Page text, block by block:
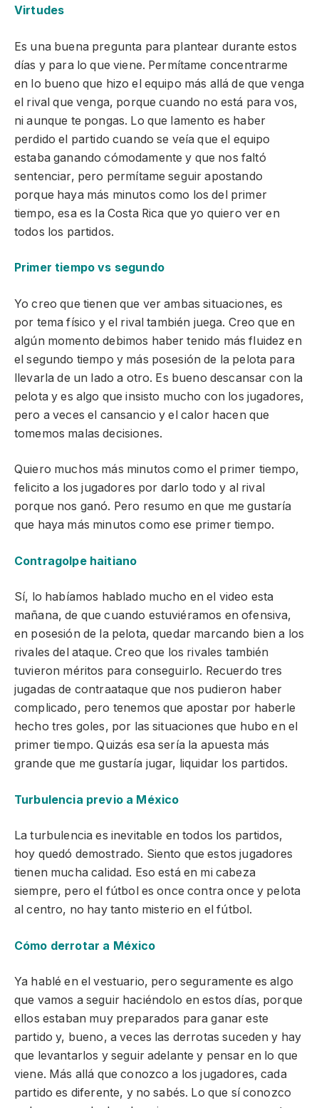
Virtudes
Es una buena pregunta para plantear durante estos
días y para lo que viene. Permítame concentrarme
en lo bueno que hizo el equipo más allá de que venga
el rival que venga, porque cuando no está para vos,
ni aunque te pongas. Lo que lamento es haber
perdido el partido cuando se veía que el equipo
estaba ganando cómodamente y que nos faltó
sentenciar, pero permítame seguir apostando
porque haya más minutos como los del primer
tiempo, esa es la Costa Rica que yo quiero ver en
todos los partidos.
Primer tiempo vs segundo
Yo creo que tienen que ver ambas situaciones, es
por tema físico y el rival también juega. Creo que en
algún momento debimos haber tenido más fluidez en
el segundo tiempo y más posesión de la pelota para
llevarla de un lado a otro. Es bueno descansar con la
pelota y es algo que insisto mucho con los jugadores,
pero a veces el cansancio y el calor hacen que
tomemos malas decisiones.
Quiero muchos más minutos como el primer tiempo,
felicito a los jugadores por darlo todo y al rival
porque nos ganó. Pero resumo en que me gustaría
que haya más minutos como ese primer tiempo.
Contragolpe haitiano
Sí, lo habíamos hablado mucho en el video esta
mañana, de que cuando estuviéramos en ofensiva,
en posesión de la pelota, quedar marcando bien a los
rivales del ataque. Creo que los rivales también
tuvieron méritos para conseguirlo. Recuerdo tres
jugadas de contraataque que nos pudieron haber
complicado, pero tenemos que apostar por haberle
hecho tres goles, por las situaciones que hubo en el
primer tiempo. Quizás esa sería la apuesta más
grande que me gustaría jugar, liquidar los partidos.
Turbulencia previo a México
La turbulencia es inevitable en todos los partidos,
hoy quedó demostrado. Siento que estos jugadores
tienen mucha calidad. Eso está en mi cabeza
siempre, pero el fútbol es once contra once y pelota
al centro, no hay tanto misterio en el fútbol.
Cómo derrotar a México
Ya hablé en el vestuario, pero seguramente es algo
que vamos a seguir haciéndolo en estos días, porque
ellos estaban muy preparados para ganar este
partido y, bueno, a veces las derrotas suceden y hay
que levantarlos y seguir adelante y pensar en lo que
viene. Más allá que conozco a los jugadores, cada
partido es diferente, y no sabés. Lo que sí conozco